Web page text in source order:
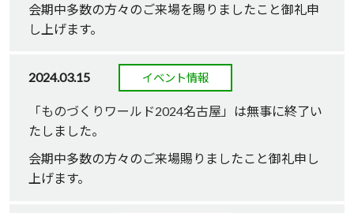
会期中多数の方々のご来場を賜りましたこと御礼申
し上げます。
2024.03.15 イベント情報
「ものづくりワールド2024名古屋」 は無事に終了い
たしました。
会期中多数の方々のご来場賜りましたこと御礼申し
上げます。